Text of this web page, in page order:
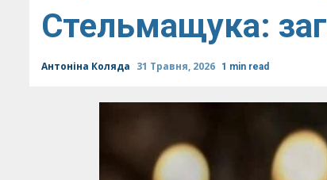
Стельмащука:
Антоніна Коляда 31 Травня, 2026 1 min read